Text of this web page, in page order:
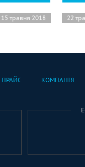
15 травня 2018 22
ПРАЙС КОМПАНІЯ